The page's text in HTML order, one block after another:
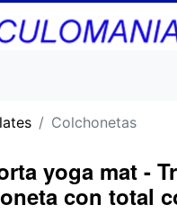
Colchonetas
yoga mat -
con total